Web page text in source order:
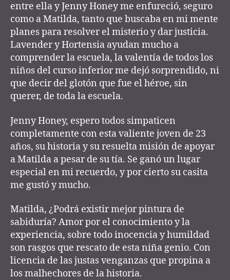
entre ella y Jenny Honey me enfureció, seguro
como a Matilda, tanto que buscaba en mi mente
planes para resolver el misterio y dar justicia.
Lavender y Hortensia ayudan mucho a
comprender la escuela, la valentía de todos los
niños del curso inferior me dejó sorprendido, ni
que decir del glotón que fue el héroe, sin
querer, de toda la escuela.
Jenny Honey, espero todos simpaticen
completamente con esta valiente joven de 23
años, su historia y su resuelta misión de apoyar
a Matilda a pesar de su tía. Se ganó un lugar
especial en mi recuerdo, y por cierto su casita
me gustó y mucho.
Matilda, ¿Podrá existir mejor pintura de
sabiduría? Amor por el conocimiento y la
experiencia, sobre todo inocencia y humildad
son rasgos que rescato de esta niña genio. Con
licencia de las justas venganzas que propina a
los malhechores de la historia.